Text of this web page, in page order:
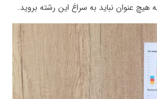
هیچ عنوان نباید به سراغ این رشته بروید.